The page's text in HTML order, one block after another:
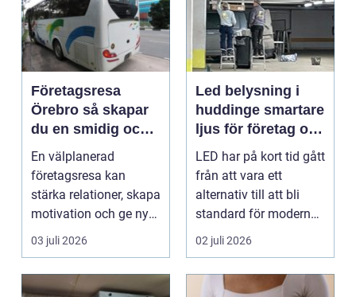
Företagsresa
Örebro så skapar
du en smidig och
minnesvärd resa
för hela teamet
En välplanerad
företagsresa kan
stärka relationer, skapa
motivation och ge ny
energi till både chefe...
03 juli 2026
Led belysning i
huddinge smartare
ljus för företag och
fastigheter
LED har på kort tid gått
från att vara ett
alternativ till att bli
standard för modern
belysning. Fö...
02 juli 2026